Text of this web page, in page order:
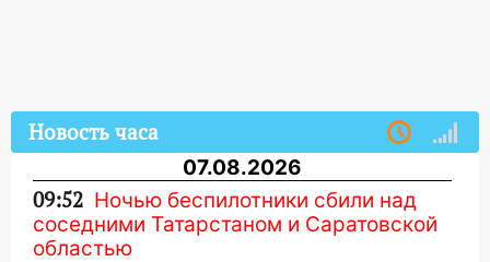
Новость часа
07.08.2026
09:52 Ночью беспилотники сбили над
соседними Татарстаном и Саратовской
областью